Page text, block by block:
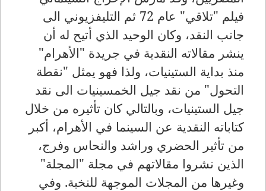
فيلم "تلاقي" عام 72 ثم التليفزيوني الى
جانب النقد، وكان الوحيد الذي أتيح له أن
ينشر مقالاته النقدية في جريدة "الأهرام"
منذ بداية الستينيات، ولذا فهو يمثل "نقطة
التحول" من نقد جيل الخمسينيات الى نقد
جيل الستينيات، وبالتالي كان تأثيره من خلال
كتاباته النقدية عن السينما في الأهرام، أكبر
من تأثير الحضري وراشد والنحاس وفرج،
الذين نشروا مقالاتهم في مجلة "المجلة"
وغيرها من المجلات الموجهة للنخبة. وفي